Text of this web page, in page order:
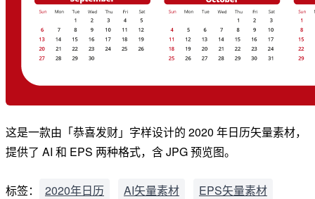
这是一款由「恭喜发财」字样设计的 2020 年日历矢量素材，
提供了 AI 和 EPS 两种格式，含 JPG 预览图。
标签： 2020年日历 AI矢量素材
EPS矢量素材